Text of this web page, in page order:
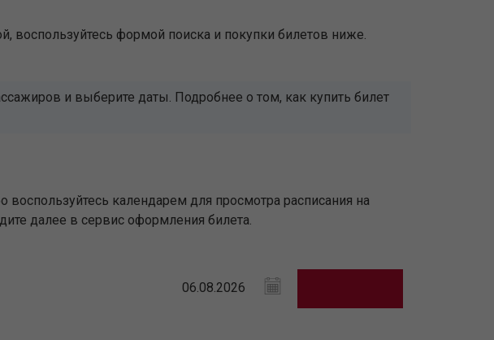
воспользуйтесь формой поиска и покупки билетов ниже.
и выберите даты. Подробнее о том, как купить билет
календарем для просмотра расписания на
далее в сервис оформления билета.